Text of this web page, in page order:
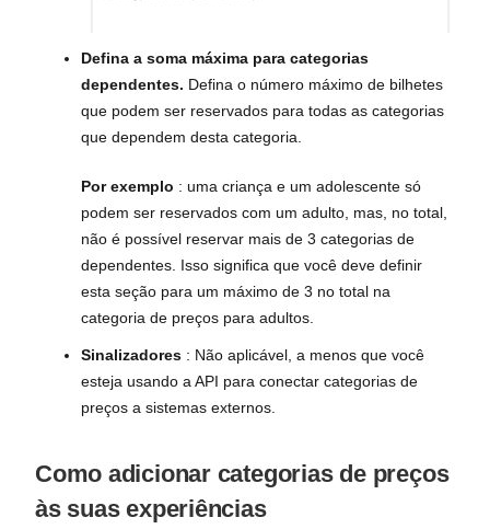
Defina a soma máxima para categorias
dependentes. Defina o número máximo de bilhetes
que podem ser reservados para todas as categorias
que dependem desta categoria.
Por exemplo : uma criança e um adolescente só
podem ser reservados com um adulto, mas, no total,
não é possível reservar mais de 3 categorias de
dependentes. Isso significa que você deve definir
esta seção para um máximo de 3 no total na
categoria de preços para adultos.
Sinalizadores : Não aplicável, a menos que você
esteja usando a API para conectar categorias de
preços a sistemas externos.
Como adicionar categorias de preços
às suas experiências